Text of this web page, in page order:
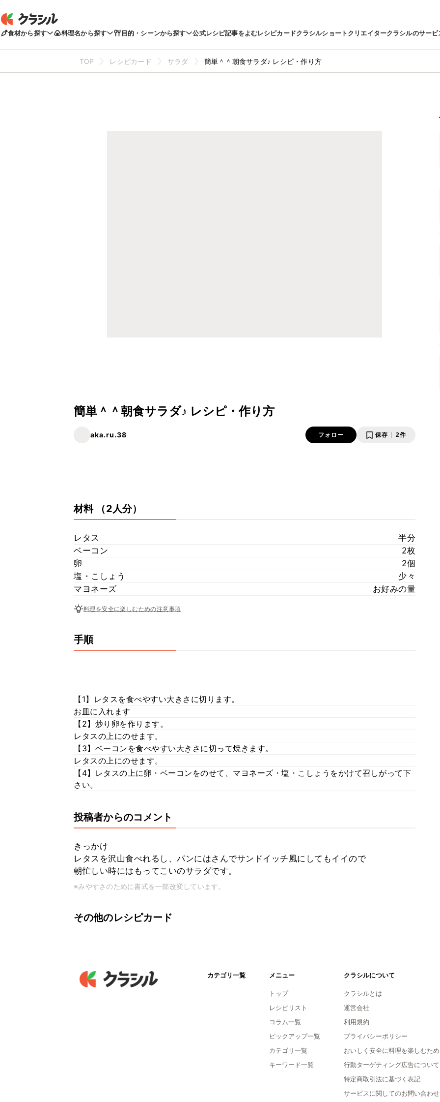
食材から探す 料理名から探す 目的・シーンから探す 公式レシピ記事をよむレシピカードクラシルショートクリエイタークラシルのサービ
TOP レシピカード サラダ 簡単＾＾朝食サラダ♪ レシピ・作り方
簡単＾＾朝食サラダ♪ レシピ・作り方
aka.ru.38 フォロー 保存 2件
材料 （2人分）
レタス
半分
ベーコン
2枚
卵
2個
塩・こしょう
少々
マヨネーズ
お好みの量
料理を安全に楽しむための注意事項
手順
【1】レタスを食べやすい大きさに切ります。
お皿に入れます
【2】炒り卵を作ります。
レタスの上にのせます。
【3】ベーコンを食べやすい大きさに切って焼きます。
レタスの上にのせます。
【4】レタスの上に卵・ベーコンをのせて、マヨネーズ・塩・こしょうをかけて召しがって下
さい。
投稿者からのコメント
きっかけ
レタスを沢山食べれるし、パンにはさんでサンドイッチ風にしてもイイので
朝忙しい時にはもってこいのサラダです。
※みやすさのために書式を一部改変しています。
その他のレシピカード
カテゴリ一覧 メニュー
トップ
レシピリスト
コラム一覧
ピックアップ一覧
カテゴリ一覧
キーワード一覧
クラシルについて
クラシルとは
運営会社
利用規約
プライバシーポリシー
おいしく安全に料理を楽しむため
行動ターゲティング広告について
特定商取引法に基づく表記
サービスに関してのお問い合わせ